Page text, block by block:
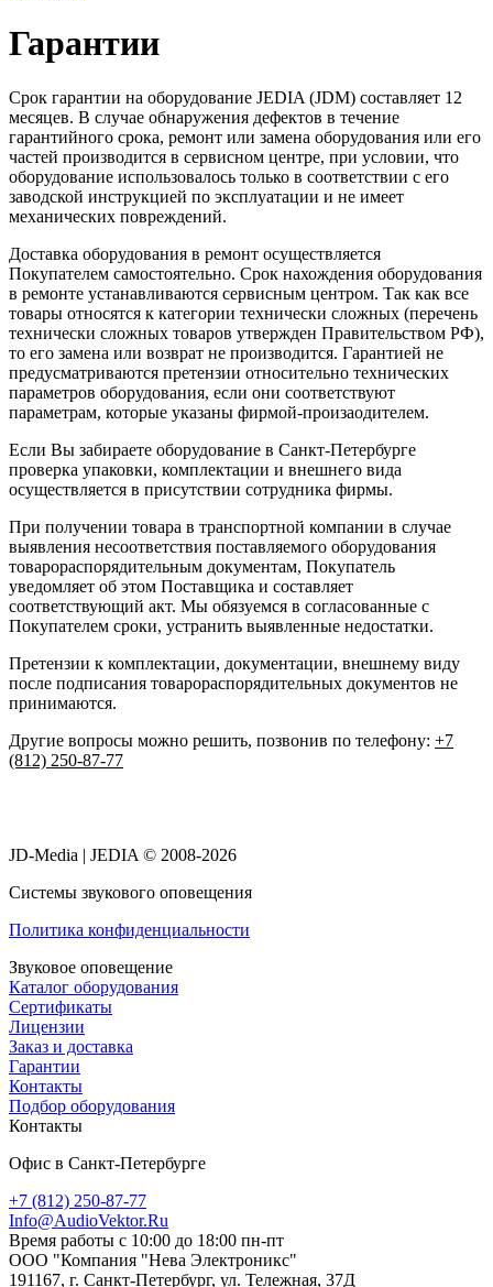
Гарантии
Срок гарантии на оборудование JEDIA (JDM) составляет 12
месяцев. В случае обнаружения дефектов в течение
гарантийного срока, ремонт или замена оборудования или его
частей производится в сервисном центре, при условии, что
оборудование использовалось только в соответствии с его
заводской инструкцией по эксплуатации и не имеет
механических повреждений.
Доставка оборудования в ремонт осуществляется
Покупателем самостоятельно. Срок нахождения оборудования
в ремонте устанавливаются сервисным центром. Так как все
товары относятся к категории технически сложных (перечень
технически сложных товаров утвержден Правительством РФ),
то его замена или возврат не производится. Гарантией не
предусматриваются претензии относительно технических
параметров оборудования, если они соответствуют
параметрам, которые указаны фирмой-произаодителем.
Если Вы забираете оборудование в Санкт-Петербурге
проверка упаковки, комплектации и внешнего вида
осуществляется в присутствии сотрудника фирмы.
При получении товара в транспортной компании в случае
выявления несоответствия поставляемого оборудования
товарораспорядительным документам, Покупатель
уведомляет об этом Поставщика и составляет
соответствующий акт. Мы обязуемся в согласованные с
Покупателем сроки, устранить выявленные недостатки.
Претензии к комплектации, документации, внешнему виду
после подписания товарораспорядительных документов не
принимаются.
Другие вопросы можно решить, позвонив по телефону: +7
(812) 250-87-77
JD-Media | JEDIA © 2008-2026
Системы звукового оповещения
Политика конфиденциальности
Звуковое оповещение
Каталог оборудования
Сертификаты
Лицензии
Заказ и доставка
Гарантии
Контакты
Подбор оборудования
Контакты
Офис в Санкт-Петербурге
+7 (812) 250-87-77
Info@AudioVektor.Ru
Время работы с 10:00 до 18:00 пн-пт
ООО "Компания "Нева Электроникс"
191167, г. Санкт-Петербург, ул. Тележная, 37Д